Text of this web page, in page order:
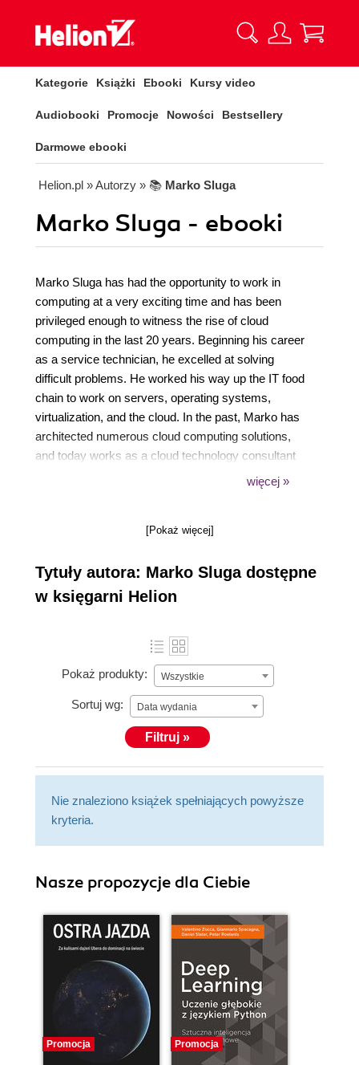
Kategorie Książki Ebooki Kursy video
Audiobooki Promocje Nowości Bestsellery
Darmowe ebooki
Helion.pl » Autorzy » 📚 Marko Sluga
Marko Sluga - ebooki
Marko Sluga has had the opportunity to work in
computing at a very exciting time and has been
privileged enough to witness the rise of cloud
computing in the last 20 years. Beginning his career
as a service technician, he excelled at solving
difficult problems. He worked his way up the IT food
chain to work on servers, operating systems,
virtualization, and the cloud. In the past, Marko has
architected numerous cloud computing solutions,
and today works as a cloud technology consultant
and an Authorized Amazon Instructor. He is AWS-
DevOps and Architect Professional AWS
Networking, and Big Data Specialty AWS
certifications.
więcej »
[Pokaż więcej]
Tytuły autora: Marko Sluga dostępne
w księgarni Helion
Pokaż produkty: Wszystkie
Sortuj wg: Data wydania
Filtruj »
Nie znaleziono książek spełniających powyższe
kryteria.
Nasze propozycje dla Ciebie
Promocja Promocja